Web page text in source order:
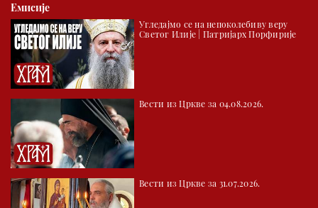
Емисије
Угледајмо се на непоколебиву веру
Светог Илије | Патријарх Порфирије
Вести из Цркве за 04.08.2026.
Вести из Цркве за 31.07.2026.